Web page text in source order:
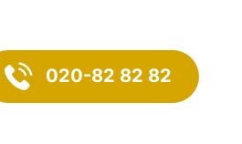
020-82 82 82